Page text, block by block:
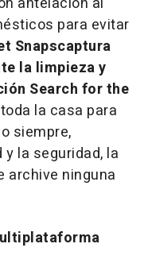
para evitar
Snapscaptura
la limpieza y
Search for the
la casa para
siempre,
la seguridad, la
archive ninguna